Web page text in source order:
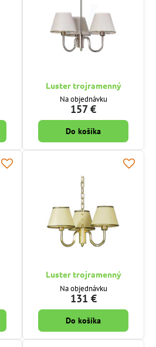
Luster trojramenný
Na objednávku
157 €
Do košíka
Luster trojramenný
Na objednávku
131 €
Do košíka